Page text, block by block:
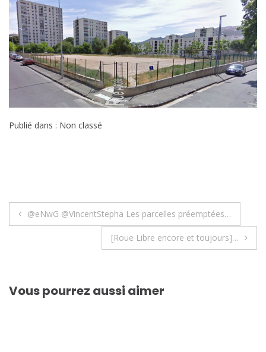
Publié dans : Non classé
Navigation
@eNwG @VincentStepha Les parcelles préemptées…
[Roue Libre encore et toujours]…
Vous pourrez aussi aimer